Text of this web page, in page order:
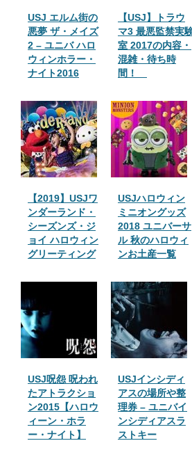
USJ エルム街の
悪夢 ザ・メイズ
2 – ユニバ ハロ
ウィンホラー・
ナイト2016
【USJ】トラウ
マ3 最悪監禁実
室 2017の内容・
混雑・待ち時
間！
【2019】USJワ
ンダーランド・
シーズンズ・ジ
ョイ ハロウィン
グリーティング
USJハロウィン
ミニオングッズ
2018 ユニバーサ
ル 秋のハロウィ
ンお土産一覧
USJ呪怨 呪われ
たアトラクショ
ン2015【ハロウ
ィーン・ホラ
ー・ナイト】
USJインシディ
アスの場所や整
理券 – ユニバイ
ンシディアスラ
ストキー